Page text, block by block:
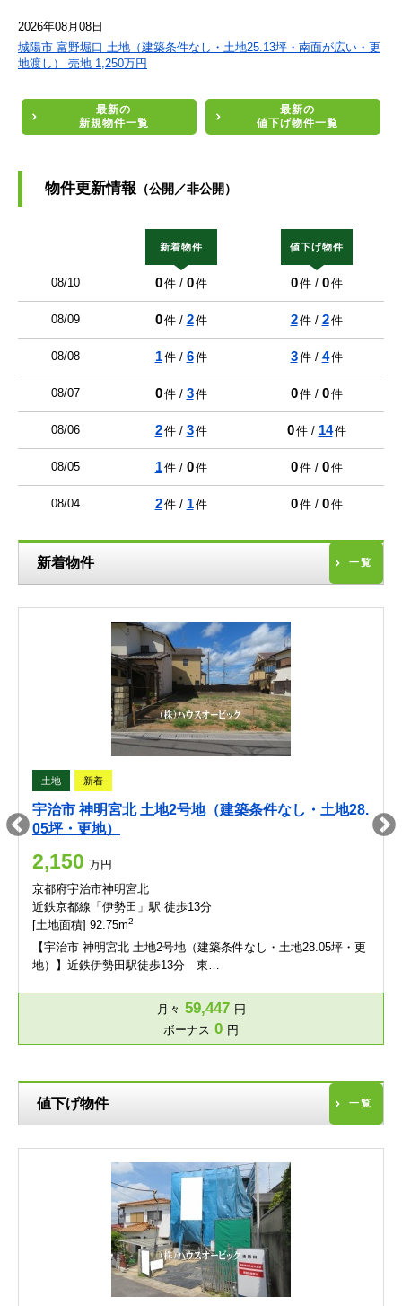
2026年08月08日
城陽市 富野堀口 土地（建築条件なし・土地25.13坪・南面が広い・更
地渡し） 売地 1,250万円
最新の
新規物件一覧
最新の
値下げ物件一覧
物件更新情報 （公開／非公開）
新着物件 値下げ物件
08/10 0件 / 0件 0件 / 0件
08/09 0件 / 2件 2件 / 2件
08/08 1件 / 6件 3件 / 4件
08/07 0件 / 3件 0件 / 0件
08/06 2件 / 3件 0件 / 14件
08/05 1件 / 0件 0件 / 0件
08/04 2件 / 1件 0件 / 0件
新着物件 一覧
土地 新着
宇治市 神明宮北 土地2号地（建築条件なし・土地28.
05坪・更地）
2,150 万円
京都府宇治市神明宮北
近鉄京都線「伊勢田」駅 徒歩13分
[土地面積] 92.75m2
【宇治市 神明宮北 土地2号地（建築条件なし・土地28.05坪・更
地）】近鉄伊勢田駅徒歩13分 東…
月々 59,447 円
ボーナス 0 円
値下げ物件 一覧